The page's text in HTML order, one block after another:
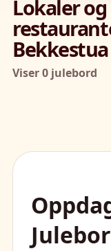
Lokaler
Bekkestua
Viser 0 julebord